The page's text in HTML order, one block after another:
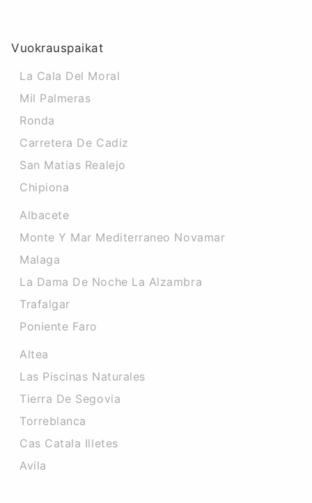
Vuokrauspaikat
La Cala Del Moral
Mil Palmeras
Ronda
Carretera De Cadiz
San Matias Realejo
Chipiona
Albacete
Monte Y Mar Mediterraneo Novamar
Malaga
La Dama De Noche La Alzambra
Trafalgar
Poniente Faro
Altea
Las Piscinas Naturales
Tierra De Segovia
Torreblanca
Cas Catala Illetes
Avila